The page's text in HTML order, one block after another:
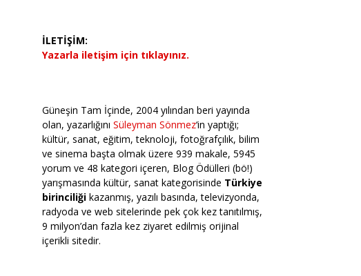
İLETİŞİM:
Yazarla iletişim için tıklayınız.
Güneşin Tam İçinde, 2004 yılından beri yayında
olan, yazarlığını Süleyman Sönmez‘in yaptığı;
kültür, sanat, eğitim, teknoloji, fotoğrafçılık, bilim
ve sinema başta olmak üzere 939 makale, 5945
yorum ve 48 kategori içeren, Blog Ödülleri (bö!)
yarışmasında kültür, sanat kategorisinde Türkiye
birinciliği kazanmış, yazılı basında, televizyonda,
radyoda ve web sitelerinde pek çok kez tanıtılmış,
9 milyon’dan fazla kez ziyaret edilmiş orijinal
içerikli sitedir.